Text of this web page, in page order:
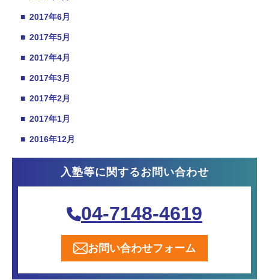
■ 2017年6月
■ 2017年5月
■ 2017年4月
■ 2017年3月
■ 2017年2月
■ 2017年1月
■ 2016年12月
入塾等に関するお問い合わせ
04-7148-4619
お問い合わせフォーム